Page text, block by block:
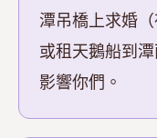
潭吊橋上求婚
或租天鵝船到
影響你們。